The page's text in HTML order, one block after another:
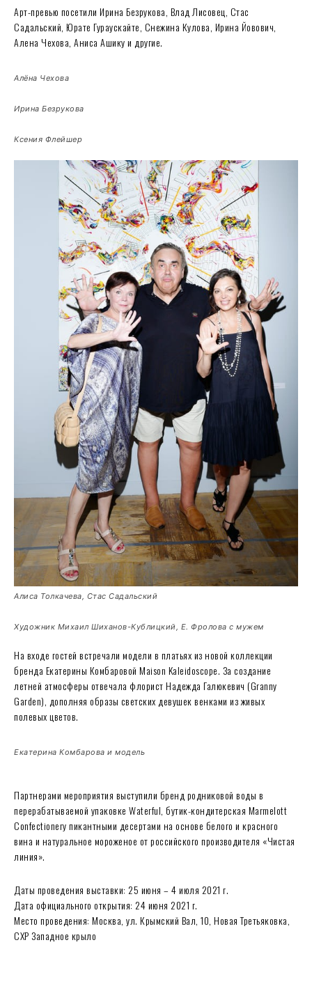
Арт-превью посетили Ирина Безрукова, Влад Лисовец, Стас
Садальский, Юрате Гураускайте, Снежина Кулова, Ирина Йовович,
Алена Чехова, Аниса Ашику и другие.
Алёна Чехова
Ирина Безрукова
Ксения Флейшер
Алиса Толкачева, Стас Садальский
Художник Михаил Шиханов-Кублицкий, Е. Фролова с мужем
На входе гостей встречали модели в платьях из новой коллекции
бренда Екатерины Комбаровой Maison Kaleidoscope. За создание
летней атмосферы отвечала флорист Надежда Галюкевич (Granny
Garden), дополняя образы светских девушек венками из живых
полевых цветов.
Екатерина Комбарова и модель
Партнерами мероприятия выступили бренд родниковой воды в
перерабатываемой упаковке Waterful, бутик-кондитерская Marmelott
Confectionery пикантными десертами на основе белого и красного
вина и натуральное мороженое от российского производителя «Чистая
линия».
Даты проведения выставки: 25 июня – 4 июля 2021 г.
Дата официального открытия: 24 июня 2021 г.
Место проведения: Москва, ул. Крымский Вал, 10, Новая Третьяковка,
СХР Западное крыло